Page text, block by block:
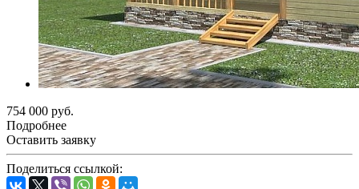
754 000 руб.
Подробнее
Оставить заявку
Поделиться ссылкой: